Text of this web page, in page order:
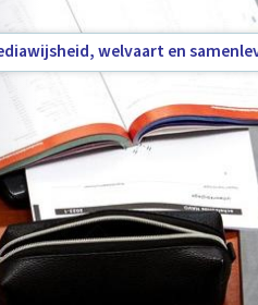
welvaart en